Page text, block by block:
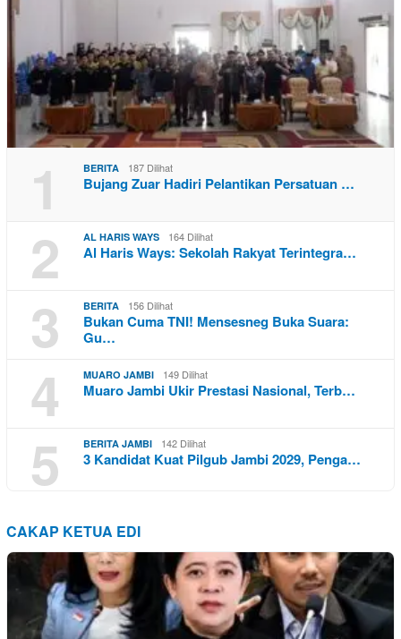
1 BERITA 187 Dilihat
Bujang Zuar Hadiri Pelantikan Persatuan …
2 AL HARIS WAYS 164 Dilihat
Al Haris Ways: Sekolah Rakyat Terintegra…
3 BERITA 156 Dilihat
Bukan Cuma TNI! Mensesneg Buka Suara:
Gu…
4 MUARO JAMBI 149 Dilihat
Muaro Jambi Ukir Prestasi Nasional, Terb…
5 BERITA JAMBI 142 Dilihat
3 Kandidat Kuat Pilgub Jambi 2029, Penga…
CAKAP KETUA EDI